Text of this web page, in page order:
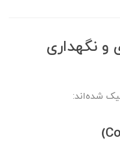
و نگهداری